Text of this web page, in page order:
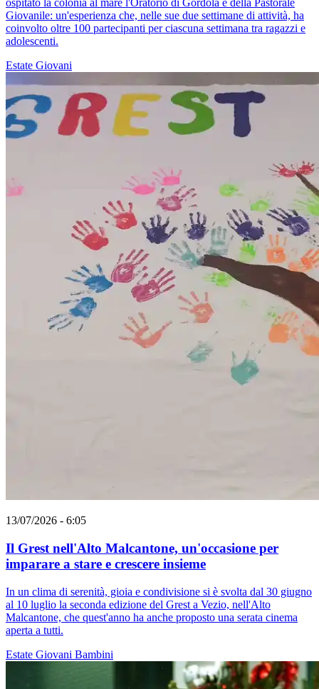
ospitato la colonia al mare l'Oratorio di Gordola e della Pastorale
Giovanile: un'esperienza che, nelle sue due settimane di attività, ha
coinvolto oltre 100 partecipanti per ciascuna settimana tra ragazzi e
adolescenti.
Estate Giovani
13/07/2026 - 6:05
Il Grest nell'Alto Malcantone, un'occasione per
imparare a stare e crescere insieme
In un clima di serenità, gioia e condivisione si è svolta dal 30 giugno
al 10 luglio la seconda edizione del Grest a Vezio, nell'Alto
Malcantone, che quest'anno ha anche proposto una serata cinema
aperta a tutti.
Estate Giovani Bambini